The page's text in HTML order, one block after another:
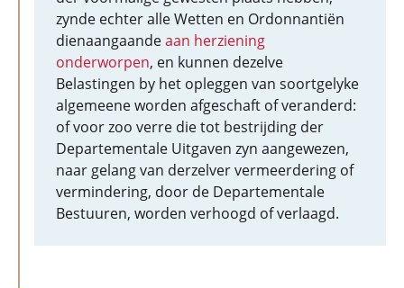
zynde echter alle Wetten en Ordonnantiën
dienaangaandeaan herziening
onderworpen, en kunnen dezelve
Belastingen by het opleggen van soortgelyke
algemeene worden afgeschaft of veranderd:
of voor zoo verre die tot bestrijding der
Departementale Uitgaven zyn aangewezen,
naar gelang van derzelver vermeerdering of
vermindering, door de Departementale
Bestuuren, worden verhoogd of verlaagd.